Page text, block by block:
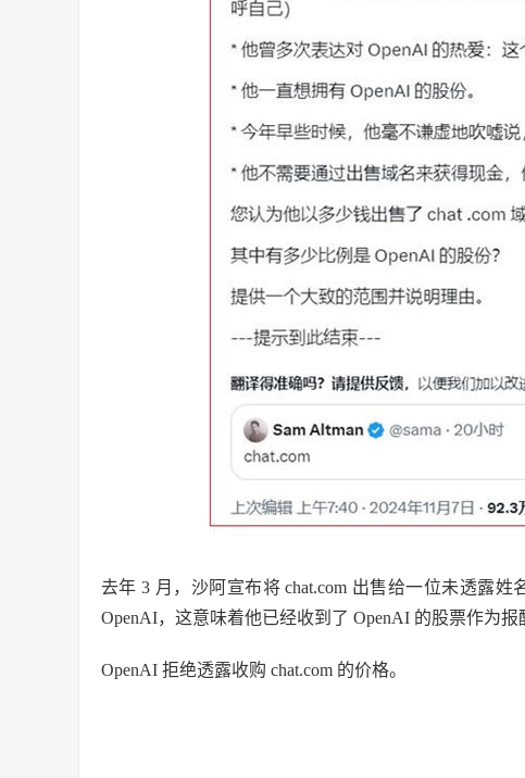
去年 3 月，沙阿宣布将 chat.com 出售给一位未透露
OpenAI，这意味着他已经收到了 OpenAI 的股票作为报
OpenAI 拒绝透露收购 chat.com 的价格。